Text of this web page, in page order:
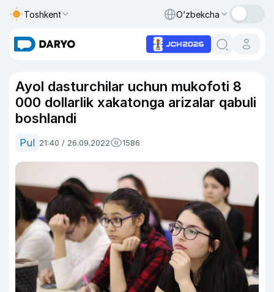
Toshkent O‘zbekcha
Ayol dasturchilar uchun mukofoti 8
000 dollarlik xakatonga arizalar qabuli
boshlandi
Pul 21:40 / 26.09.2022 1586